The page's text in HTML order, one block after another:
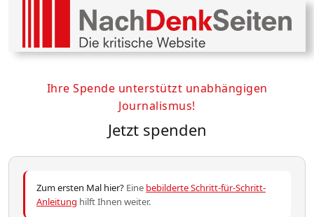
Ihre Spende unterstützt unabhängigen
Journalismus!
Jetzt spenden
Zum ersten Mal hier? Eine bebilderte Schritt-für-Schritt-
Anleitung hilft Ihnen weiter.